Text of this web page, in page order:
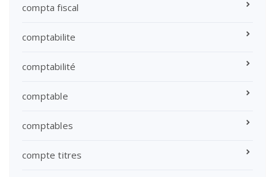
compta fiscal
comptabilite
comptabilité
comptable
comptables
compte titres